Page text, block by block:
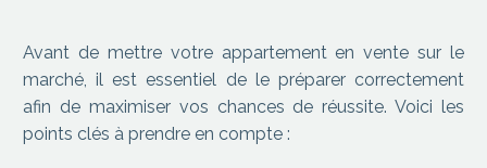
Avant de mettre votre appartement en vente sur le
marché, il est essentiel de le préparer correctement
afin de maximiser vos chances de réussite. Voici les
points clés à prendre en compte :